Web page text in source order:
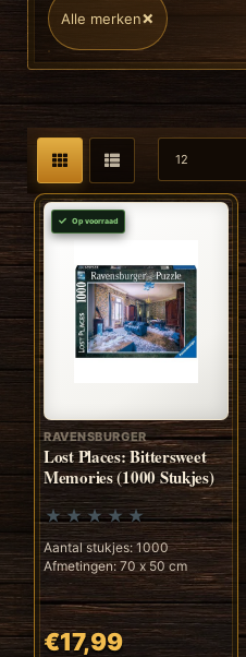
Alle merken×
Op voorraad
RAVENSBURGER
Lost Places: Bittersweet
Memories (1000 Stukjes)
Aantal stukjes: 1000
Afmetingen: 70 x 50 cm
€17,99